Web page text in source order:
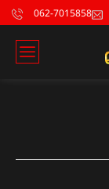
062-7015858